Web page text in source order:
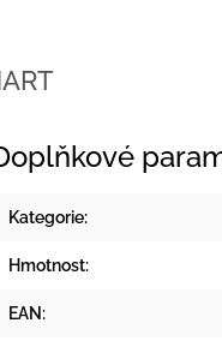
Kategorie:
Hmotnost:
EAN :